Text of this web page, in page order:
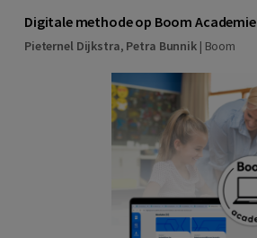
Digitale methode op Boom Academie
Pieternel Dijkstra, Petra Bunnik| Boom